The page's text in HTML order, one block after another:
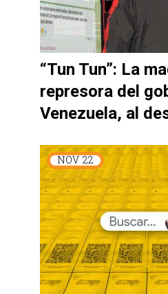
“Tun Tun”: La
represora del
Venezuela, al
NOV 22